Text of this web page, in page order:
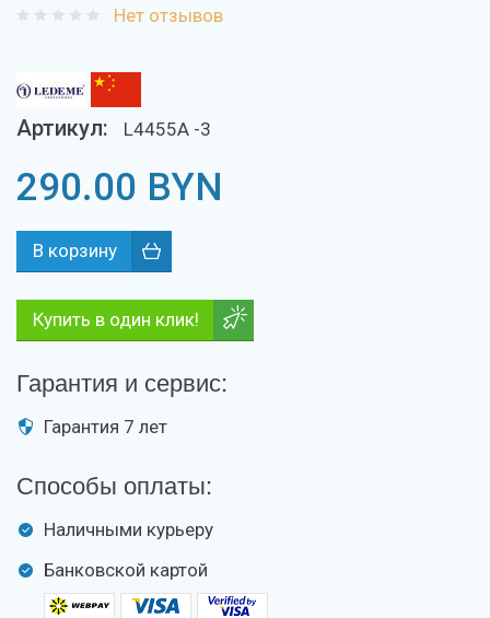
Нет отзывов
Артикул: L4455A -3
290.00 BYN
Купить в один клик!
Гарантия и сервис:
Гарантия 7 лет
Способы оплаты:
Наличными курьеру
Банковской картой